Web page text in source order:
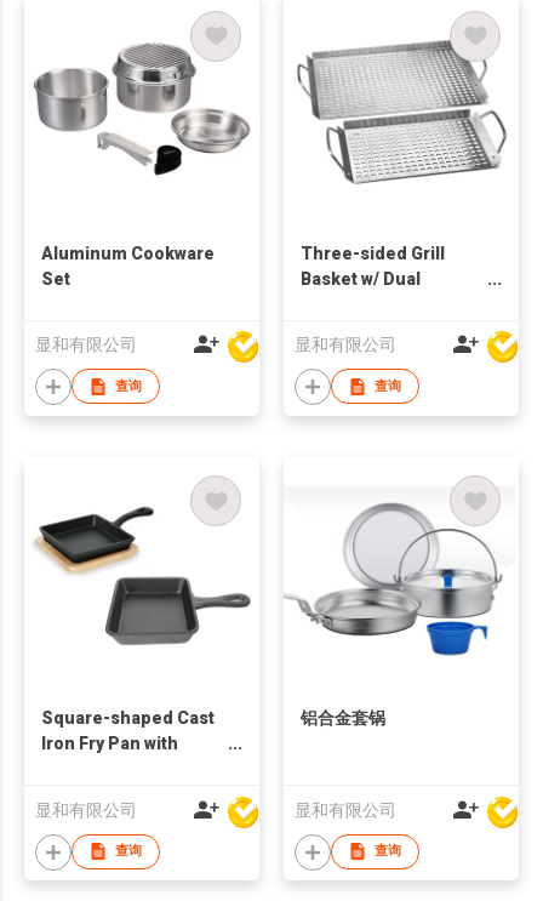
Aluminum Cookware
Set
显和有限公司
查询
Three-sided Grill
Basket w/ Dual
显和有限公司
查询
Square-shaped Cast
Iron Fry Pan with
显和有限公司
查询
铝合金套锅
显和有限公司
查询